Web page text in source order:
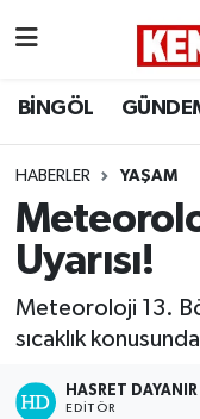
BİNGÖL
HABERLER YAŞAM
Uyarısı!
Meteoroloji 13.
sıcaklık
HASRET DAYANIR
EDITÖR
BİLİM-
DÜNYA
EĞİTİM
EKONOMİ
GENÇ
Bingöl Hava
Bingöl
Bingöl Trafik
Süper Lig
Tüm Manşetler